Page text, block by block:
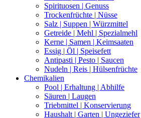
Spirituosen | Genuss
Trockenfrüchte | Nüsse
Salz | Suppen | Würzmittel
Getreide | Mehl | Spezialmehl
Kerne | Samen | Keimsaaten
Essig | Öl | Speisefett
Antipasti | Pesto | Saucen
Nudeln | Reis | Hülsenfrüchte
Chemikalien
Pool | Erhaltung | Abhilfe
Säuren | Laugen
Triebmittel | Konservierung
Haushalt | Garten | Ungeziefer